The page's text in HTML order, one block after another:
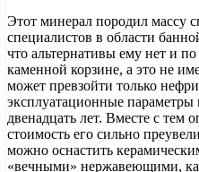
Этот минерал породил массу
специалистов в области
что альтернативы ему нет и
каменной корзине, а это не
может превзойти только
эксплуатационные
двенадцать лет. Вместе с тем
стоимость его сильно
можно оснастить
«вечными» нержавеющими,